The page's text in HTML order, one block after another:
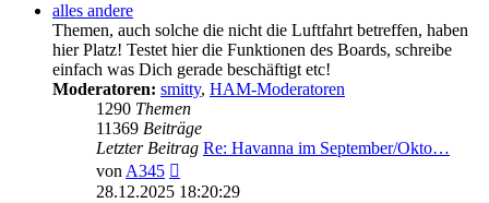
alles andere
Themen, auch solche die nicht die Luftfahrt betreffen, haben
hier Platz! Testet hier die Funktionen des Boards, schreibe
einfach was Dich gerade beschäftigt etc!
Moderatoren: smitty, HAM-Moderatoren
1290 Themen
11369 Beiträge
Letzter Beitrag Re: Havanna im September/Okto…
vonA345
Beitrag
28.12.2025 18:20:29